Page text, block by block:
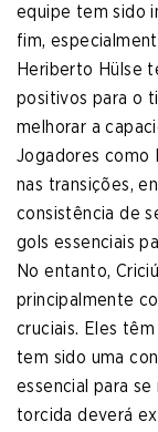
equipe tem sido
fim,
Heriberto Hülse
positivos para o
melhorar a
Jogadores como
nas transições,
consistência de
gols essenciais
No entanto,
principalmente
cruciais. Eles
tem sido uma
essencial para
torcida deverá